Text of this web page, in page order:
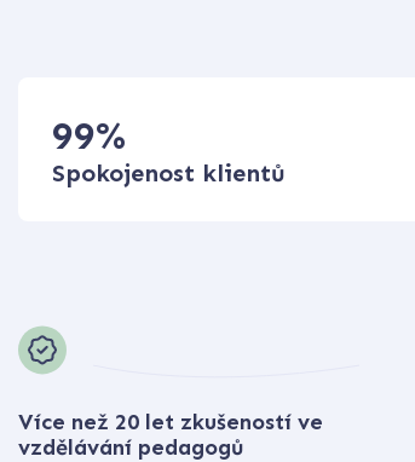
99%
Spokojenost klientů
Více než 20 let zkušeností ve
vzdělávání pedagogů